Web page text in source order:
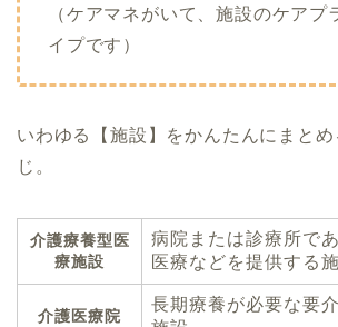
（ケアマネがいて、施設のケアプ
イプです）
いわゆる【施設】をかんたんにまと
じ。
介護療養型医
療施設
病院または診療所で
医療などを提供する
介護医療院
長期療養が必要な要